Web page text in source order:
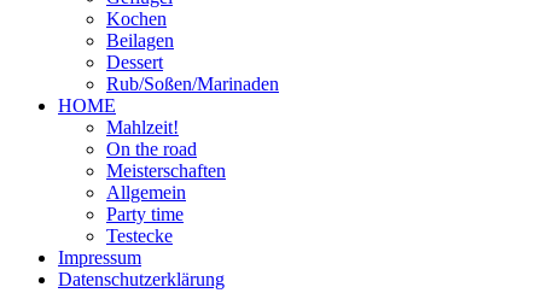
Kochen
Beilagen
Dessert
Rub/Soßen/Marinaden
HOME
Mahlzeit!
On the road
Meisterschaften
Allgemein
Party time
Testecke
Impressum
Datenschutzerklärung